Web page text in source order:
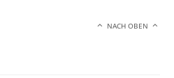
NACH OBEN